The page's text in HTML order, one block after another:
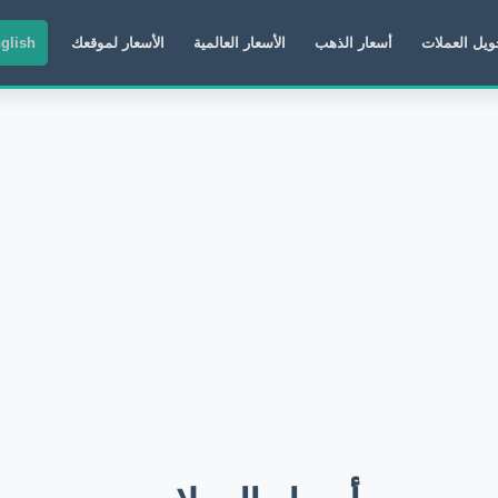
العملات أسعار الذهب الأسعار العالمية الأسعار لموقعك